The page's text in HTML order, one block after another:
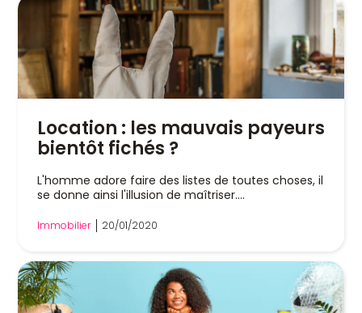
Location : les mauvais payeurs
bientôt fichés ?
L'homme adore faire des listes de toutes choses, il
se donne ainsi l'illusion de maîtriser....
Immobilier 20/01/2020